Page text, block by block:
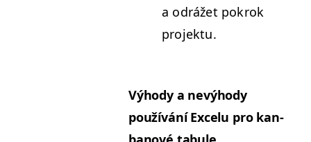
a odrážet pokrok
projektu.
Výhody a nevýhody
používání Excelu pro kan­